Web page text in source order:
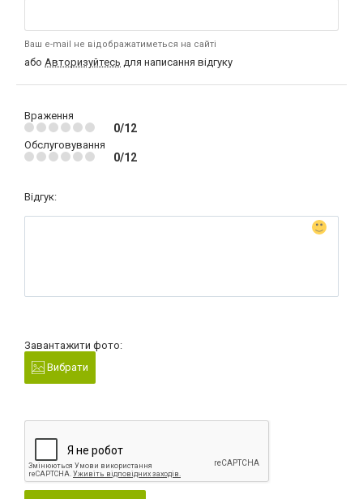
Ваш e-mail не відображатиметься на сайті
або Авторизуйтесь для написання відгуку
Враження
0/12
Обслуговування
0/12
Відгук:
Завантажити фото:
Вибрати